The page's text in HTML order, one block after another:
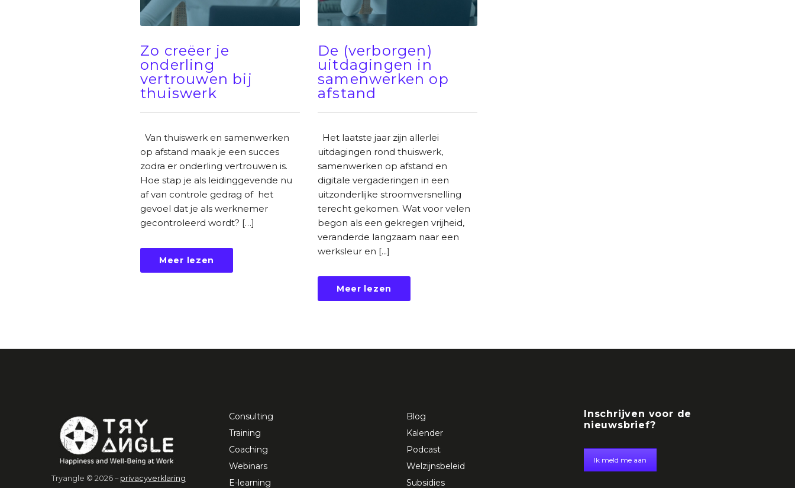
Zo creëer je
onderling
vertrouwen bij
thuiswerk
Van thuiswerk en samenwerken
op afstand maak je een succes
zodra er onderling vertrouwen is.
Hoe stap je als leidinggevende nu
af van controle gedrag of het
gevoel dat je als werknemer
gecontroleerd wordt? […]
Meer lezen
De (verborgen)
uitdagingen in
samenwerken op
afstand
Het laatste jaar zijn allerlei
uitdagingen rond thuiswerk,
samenwerken op afstand en
digitale vergaderingen in een
uitzonderlijke stroomversnelling
terecht gekomen. Wat voor velen
begon als een gekregen vrijheid,
veranderde langzaam naar een
werksleur en [...]
Meer lezen
Tryangle © 2026 – privacyverklaring
Consulting
Training
Coaching
Webinars
E-learning
Blog
Kalender
Podcast
Welzijnsbeleid
Subsidies
Inschrijven voor de
nieuwsbrief?
Ik meld me aan